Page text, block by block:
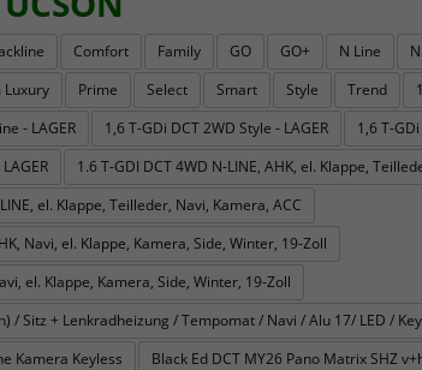
Comfort Family GO GO+ N Line
Luxury Prime Select Smart Style Trend
- LAGER
1,6 T-GDi DCT 2WD Style - LAGER
1,6 T-
1.6 T-GDI DCT 4WD N-LINE, AHK, el. Klappe,
el. Klappe, Teilleder, Navi, Kamera, ACC
Navi, el. Klappe, Kamera, Side, Winter, 19-Zoll
el. Klappe, Kamera, Side, Winter, 19-Zoll
/ Sitz + Lenkradheizung / Tempomat / Navi / Alu 17/ LED /
Kamera Keyless
Black Ed DCT MY26 Pano Matrix SHZ